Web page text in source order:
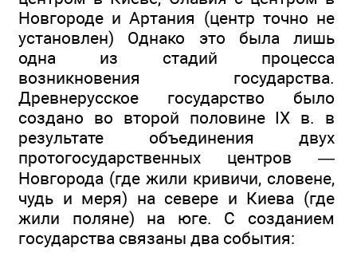
Новгороде и Артания (центр точно не
установлен) Однако это была лишь
одна из стадий процесса
возникновения государства.
Древнерусское государство было
создано во второй половине IX в. в
результате объединения двух
протогосударственных центров —
Новгорода (где жили кривичи, словене,
чудь и меря) на севере и Киева (где
жили поляне) на юге. С созданием
государства связаны два события: